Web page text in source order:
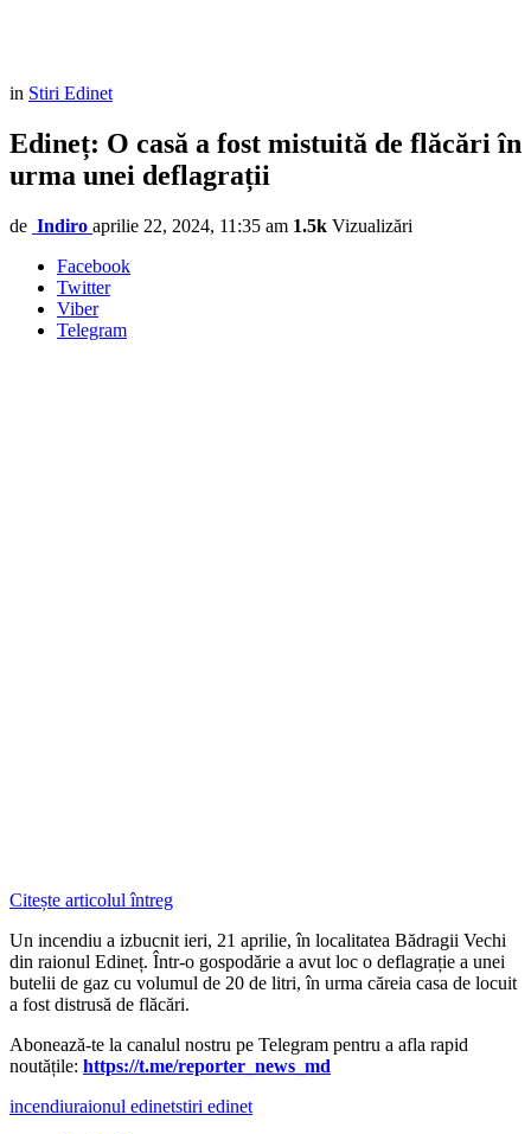
in Stiri Edinet
Edineț: O casă a fost mistuită de flăcări în
urma unei deflagrații
de Indiro aprilie 22, 2024, 11:35 am 1.5k Vizualizări
Facebook
Twitter
Viber
Telegram
Citește articolul întreg
Un incendiu a izbucnit ieri, 21 aprilie, în localitatea Bădragii Vechi
din raionul Edineț. Într-o gospodărie a avut loc o deflagrație a unei
butelii de gaz cu volumul de 20 de litri, în urma căreia casa de locuit
a fost distrusă de flăcări.
Abonează-te la canalul nostru pe Telegram pentru a afla rapid
noutățile: https://t.me/reporter_news_md
incendiuraionul edinetstiri edinet